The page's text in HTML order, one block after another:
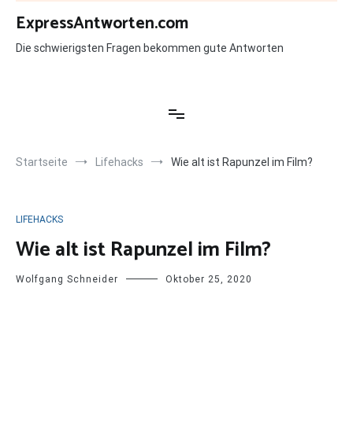
Zum
Inhalt
springen
ExpressAntworten.com
Die schwierigsten Fragen bekommen gute Antworten
Startseite Lifehacks Wie alt ist Rapunzel im Film?
LIFEHACKS
Wie alt ist Rapunzel im Film?
Wolfgang Schneider Oktober 25, 2020